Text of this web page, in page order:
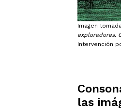
Imagen
exploradores.
Intervención
las